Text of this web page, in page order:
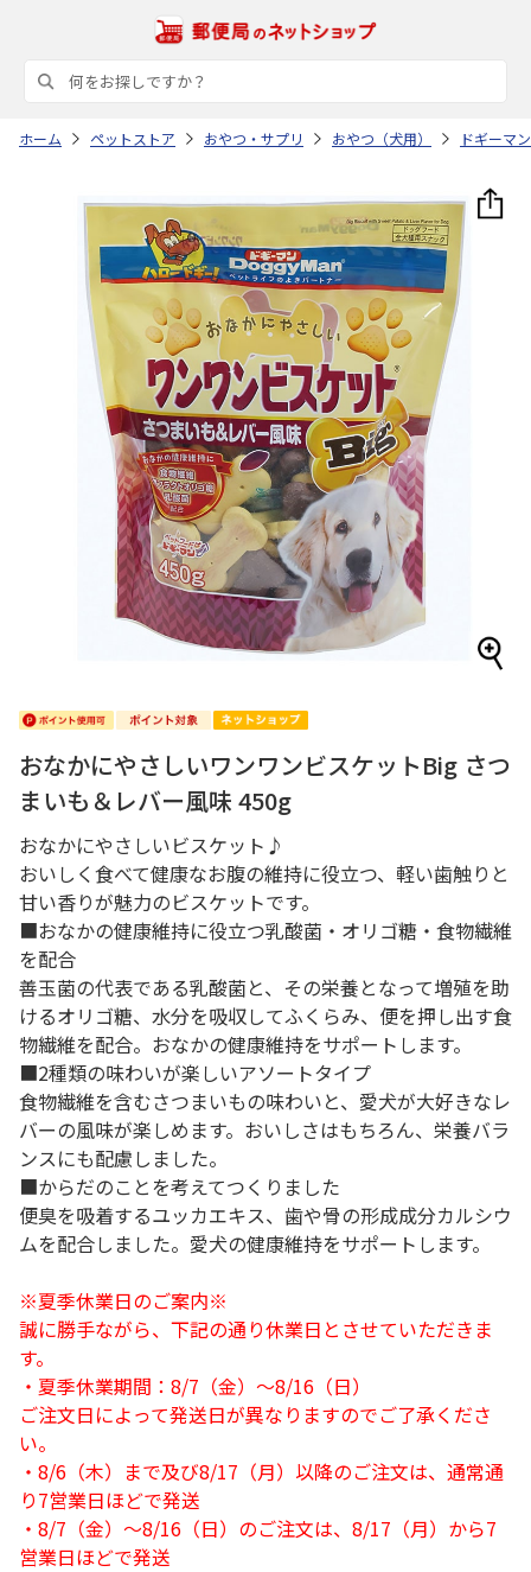
ホーム ペットストア おやつ・サプリ おやつ（犬用） ドギーマ
おなかにやさしいワンワンビスケットBig さつ
まいも＆レバー風味 450g
おなかにやさしいビスケット♪
おいしく食べて健康なお腹の維持に役立つ、軽い歯触りと
甘い香りが魅力のビスケットです。
■おなかの健康維持に役立つ乳酸菌・オリゴ糖・食物繊維
を配合
善玉菌の代表である乳酸菌と、その栄養となって増殖を助
けるオリゴ糖、水分を吸収してふくらみ、便を押し出す食
物繊維を配合。おなかの健康維持をサポートします。
■2種類の味わいが楽しいアソートタイプ
食物繊維を含むさつまいもの味わいと、愛犬が大好きなレ
バーの風味が楽しめます。おいしさはもちろん、栄養バラ
ンスにも配慮しました。
■からだのことを考えてつくりました
便臭を吸着するユッカエキス、歯や骨の形成成分カルシウ
ムを配合しました。愛犬の健康維持をサポートします。
※夏季休業日のご案内※
誠に勝手ながら、下記の通り休業日とさせていただきま
す。
・夏季休業期間：8/7（金）～8/16（日）
ご注文日によって発送日が異なりますのでご了承くださ
い。
・8/6（木）まで及び8/17（月）以降のご注文は、通常通
り7営業日ほどで発送
・8/7（金）～8/16（日）のご注文は、8/17（月）から7
営業日ほどで発送